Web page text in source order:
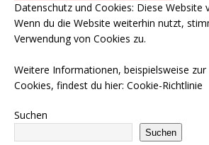
Datenschutz und Cookies: Diese Website
Wenn du die Website weiterhin nutzt,
Verwendung von Cookies zu.
Weitere Informationen, beispielsweise
Cookies, findest du hier: Cookie-Richtlinie
Suchen
Suchen